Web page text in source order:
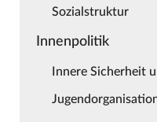
Sozialstruktur
Innenpolitik
Innere Sicherheit